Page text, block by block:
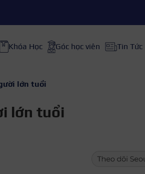
Khóa Học Góc học viên Tin Tức
lớn tuổi
lớn tuổi